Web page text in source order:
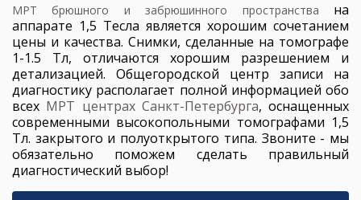
МРТ брюшного и забрюшинного пространства
на
аппарате 1,5 Тесла является хорошим сочетанием
цены и качества. Снимки, сделанные на томографе
1-1.5 Тл, отличаются хорошим разрешением и
детализацией. Общегородской центр записи на
диагностику располагает полной информацией обо
всех МРТ центрах Санкт-Петербурга, оснащенных
современными высокопольными томографами 1,5
Тл. закрытого и полуоткрытого типа. Звоните - мы
обязательно поможем сделать правильный
диагностический выбор!